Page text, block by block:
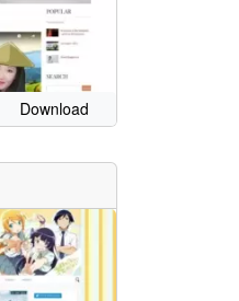
Download